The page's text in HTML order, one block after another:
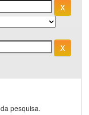
pesquisa.